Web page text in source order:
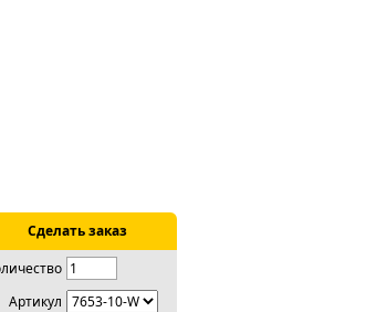
Сделать заказ
Артикул